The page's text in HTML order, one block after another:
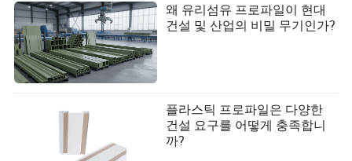
왜 유리섬유 프로파일이 현대
건설 및 산업의 비밀 무기인가?
플라스틱 프로파일은 다양한
건설 요구를 어떻게 충족합니
까?